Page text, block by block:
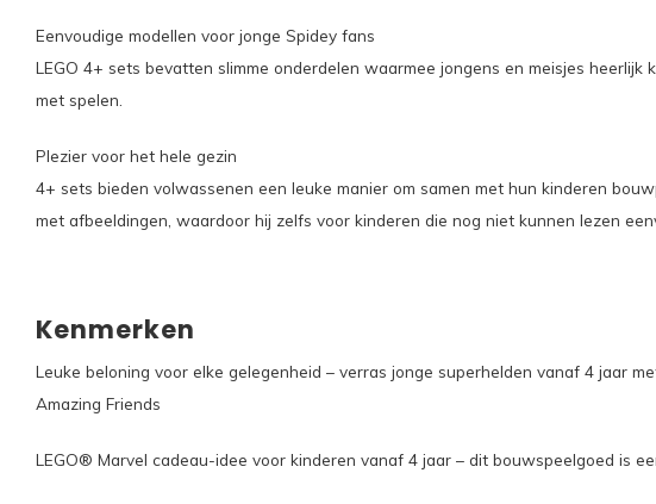
Eenvoudige modellen voor jonge Spidey fans
LEGO 4+ sets bevatten slimme onderdelen waarmee jongens en meisjes
met spelen.
Plezier voor het hele gezin
4+ sets bieden volwassenen een leuke manier om samen met hun kinderen
met afbeeldingen, waardoor hij zelfs voor kinderen die nog niet kunnen lezen
Kenmerken
Leuke beloning voor elke gelegenheid – verras jonge superhelden vanaf 4 jaar
Amazing Friends
LEGO® Marvel cadeau-idee voor kinderen vanaf 4 jaar – dit bouwspeelgoed is